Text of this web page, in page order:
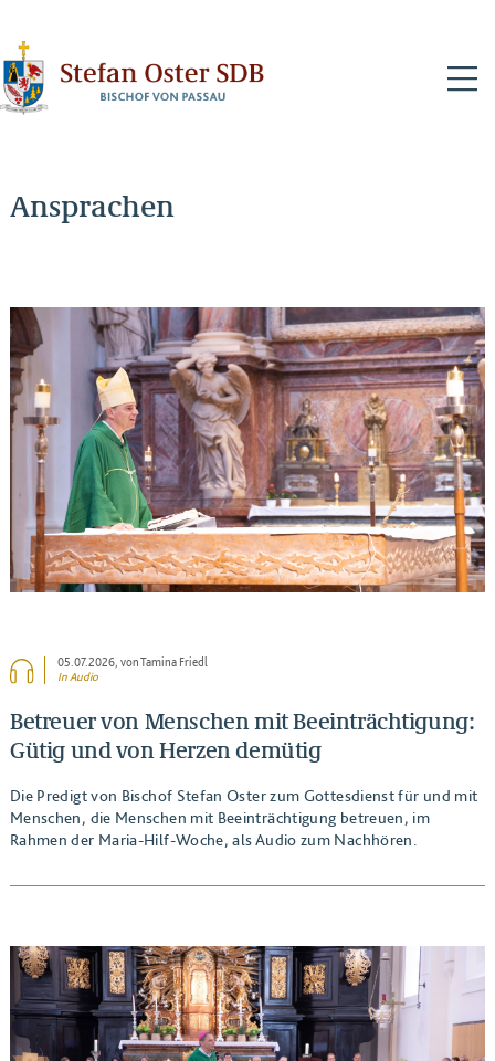
Ansprachen
BEITRAG ANSEHEN
05.07.2026, von Tamina Friedl
In Audio
Betreuer von Menschen mit Beeinträchtigung:
Gütig und von Herzen demütig
Die Predigt von Bischof Stefan Oster zum Gottesdienst für und mit
Menschen, die Menschen mit Beeinträchtigung betreuen, im
Rahmen der Maria-Hilf-Woche, als Audio zum Nachhören.